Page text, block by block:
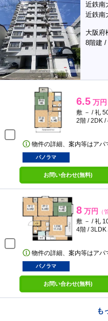
近鉄南
近鉄南
大阪府
8階建 /
6.5 万円
敷 － / 礼
2階 / 2DK /
物件の詳細、案内等はアパ
パノラマ
お問い合わせ(無料)
8 万円 （
敷 － / 礼
4階 / 3LDK
物件の詳細、案内等はアパ
パノラマ
お問い合わせ(無料)
も